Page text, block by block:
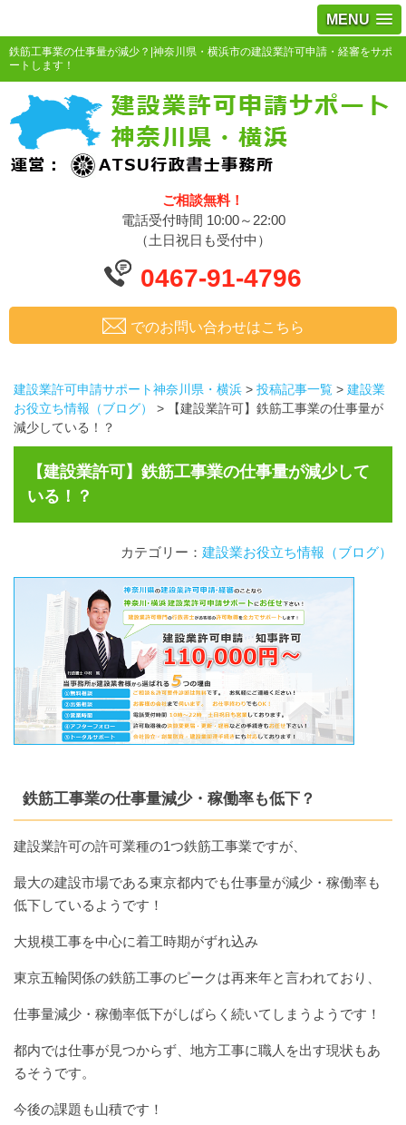
MENU
鉄筋工事業の仕事量が減少？|神奈川県・横浜市の建設業許可申請・経審をサポ
ートします！
ご相談無料！
電話受付時間 10:00～22:00
（土日祝日も受付中）
0467-91-4796
でのお問い合わせはこちら
建設業許可申請サポート神奈川県・横浜 > 投稿記事一覧 > 建設業
お役立ち情報（ブログ）
>
【建設業許可】鉄筋工事業の仕事量が
減少している！？
【建設業許可】鉄筋工事業の仕事量が減少して
いる！？
カテゴリー： 建設業お役立ち情報（ブログ）
鉄筋工事業の仕事量減少・稼働率も低下？
建設業許可の許可業種の1つ鉄筋工事業ですが、
最大の建設市場である東京都内でも仕事量が減少・稼働率も
低下しているようです！
大規模工事を中心に着工時期がずれ込み
東京五輪関係の鉄筋工事のピークは再来年と言われており、
仕事量減少・稼働率低下がしばらく続いてしまうようです！
都内では仕事が見つからず、地方工事に職人を出す現状もあ
るそうです。
今後の課題も山積です！